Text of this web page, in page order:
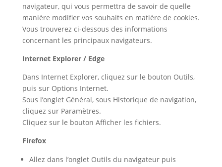
navigateur, qui vous permettra de savoir de quelle
manière modifier vos souhaits en matière de cookies.
Vous trouverez ci-dessous des informations
concernant les principaux navigateurs.
Internet Explorer / Edge
Dans Internet Explorer, cliquez sur le bouton Outils,
puis sur Options Internet.
Sous l’onglet Général, sous Historique de navigation,
cliquez sur Paramètres.
Cliquez sur le bouton Afficher les fichiers.
Firefox
Allez dans l’onglet Outils du navigateur puis